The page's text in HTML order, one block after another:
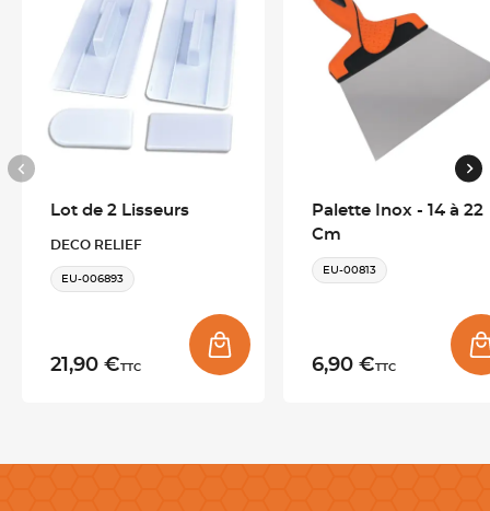
Lot de 2 Lisseurs
DECO RELIEF
EU-006893
21,90 €TTC
Palette Inox - 14 à 22
Cm
EU-00813
6,90 €TTC